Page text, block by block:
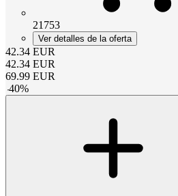
21753
Ver detalles de la oferta
42.34 EUR
42.34 EUR
69.99 EUR
-40%